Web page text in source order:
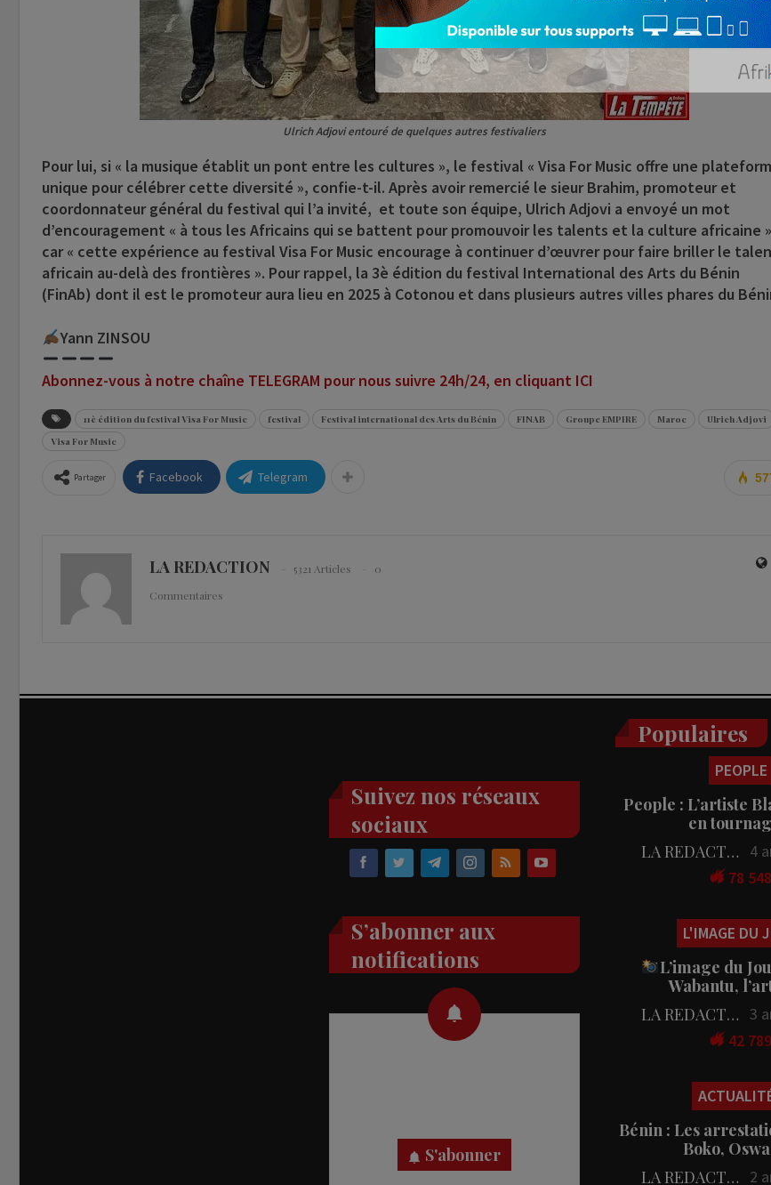
Ulrich Adjovi entouré de quelques autres festivaliers
Pour lui, si « la musique établit un pont entre les cultures », le festival « Visa For Music offre une
unique pour célébrer cette diversité », confie-t-il. Après avoir remercié le sieur Brahim, promoteur et
coordonnateur général du festival qui l’a invité, et toute son équipe, Ulrich Adjovi a envoyé un mot
d’encouragement « à tous les Africains qui se battent pour promouvoir les talents et la culture africaine
car « cette expérience au festival Visa For Music encourage à continuer d’œuvrer pour faire briller le
africain au-delà des frontières ». Pour rappel, la 3è édition du festival International des Arts du Bénin
(FinAb) dont il est le promoteur aura lieu en 2025 à Cotonou et dans plusieurs autres villes phares du
Yann ZINSOU
Abonnez-vous à notre chaîne TELEGRAM pour nous suivre 24h/24, en cliquant ICI
11è édition du festival Visa For Music festival Festival international des Arts du Bénin FINAB Groupe EMPIRE Maroc
Ulrich Adjovi
Visa For Music
Partager Facebook Telegram
LA REDACTION 5321 Articles
0
Commentaires
Suivez nos réseaux
sociaux
S’abonner aux
notifications
S'abonner
Populaires
PEOPLE
People : L’artiste
en
LA REDACTION
4
78 548
L'IMAGE DU
L’image du
Wabantu,
LA REDACTION 3
42 789
Bénin : Les
Boko,
LA REDACTION
2